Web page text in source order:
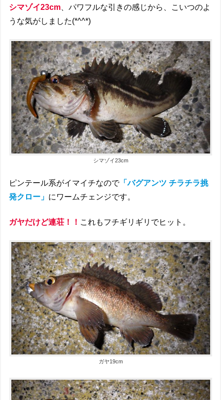
シマゾイ23cm 、パワフルな引きの感じから、こいつのよ
うな気がしました(*^^*)
シマゾイ23cm
ピンテール系がイマイチなので「バグアンツ チラチラ挑
発クロー」 にワームチェンジです。
ガヤだけど連荘！！ これもフチギリギリでヒット。
ガヤ19cm